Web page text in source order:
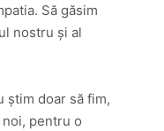
Să găsim
nostru și al
știm doar să fim,
pentru o